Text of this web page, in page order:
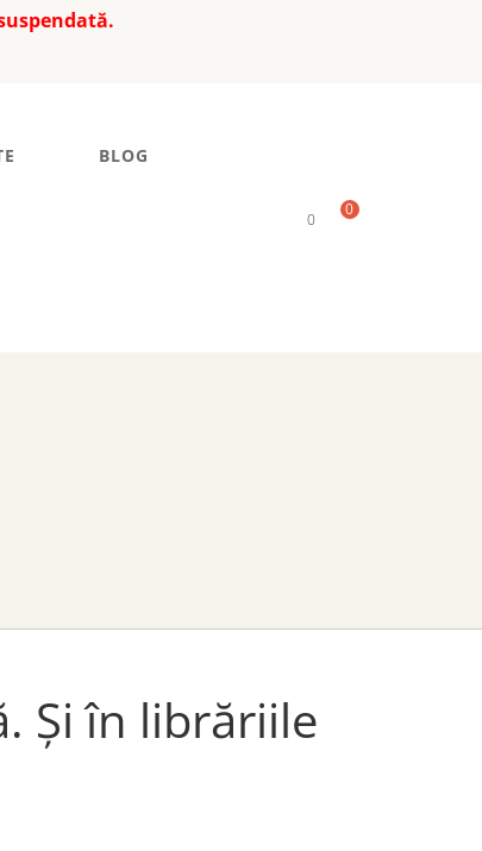
BLOG
0
0
Și în librăriile